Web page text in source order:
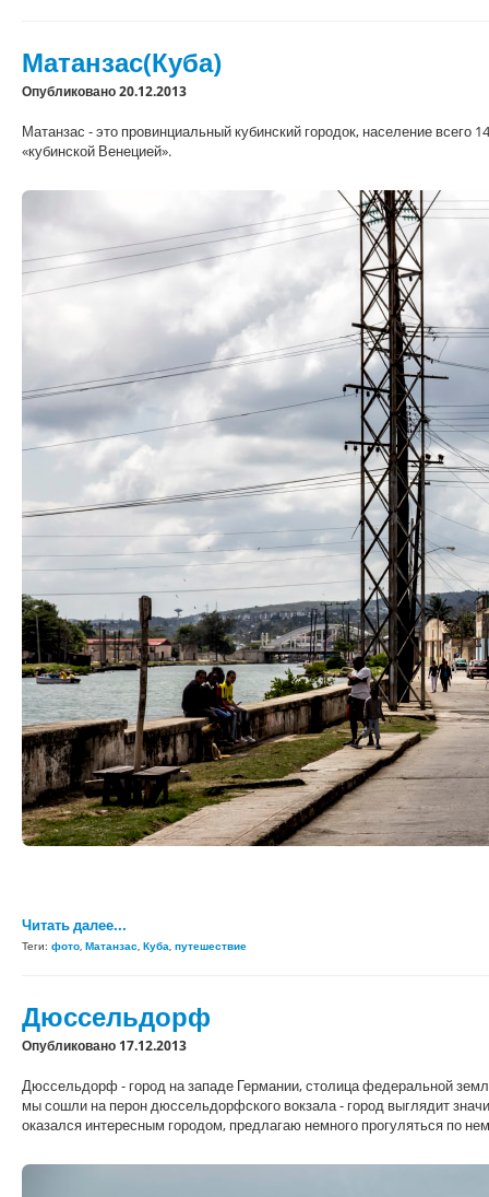
Матанзас(Куба)
Опубликовано 20.12.2013
Матанзас - это провинциальный кубинский городок, население всего
«кубинской Венецией».
Читать далее...
Теги: фото, Матанзас, Куба, путешествие
Дюссельдорф
Опубликовано 17.12.2013
Дюссельдорф - город на западе Германии, столица федеральной
мы сошли на перон дюссельдорфского вокзала - город выглядит
оказался интересным городом, предлагаю немного прогуляться по